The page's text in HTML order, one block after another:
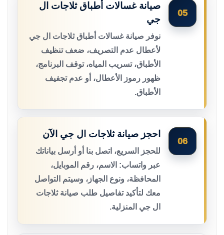
05
صيانة غسالات أطباق ثلاجات ال
جي
نوفر صيانة غسالات أطباق ثلاجات ال جي
لأعطال عدم التصريف، ضعف تنظيف
الأطباق، تسريب المياه، توقف البرنامج،
ظهور رموز الأعطال، أو عدم تجفيف
الأطباق.
06
احجز صيانة ثلاجات ال جي الآن
للحجز السريع، اتصل بنا أو أرسل بياناتك
عبر واتساب: الاسم، رقم الموبايل،
المحافظة، ونوع الجهاز، وسيتم التواصل
معك لتأكيد تفاصيل طلب صيانة ثلاجات
ال جي المنزلية.